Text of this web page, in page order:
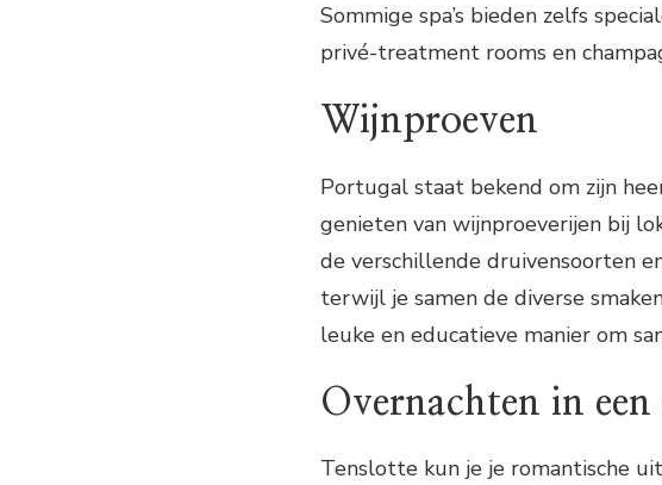
Sommige spa’s bieden zelfs
privé-treatment rooms en
Wijnproeven
Portugal staat bekend om zijn
genieten van wijnproeverijen bij
de verschillende druivensoorten
terwijl je samen de diverse
leuke en educatieve manier om
Overnachten in
Tenslotte kun je je romantische